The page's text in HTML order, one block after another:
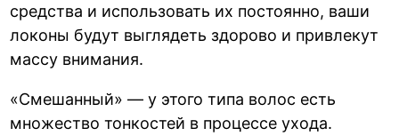
средства и использовать их постоянно, ваши
локоны будут выглядеть здорово и привлекут
массу внимания.
«Смешанный» — у этого типа волос есть
множество тонкостей в процессе ухода.